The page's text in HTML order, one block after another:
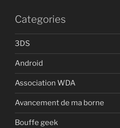
Categories
3DS
Android
Association WDA
Avancement de ma borne
Bouffe geek